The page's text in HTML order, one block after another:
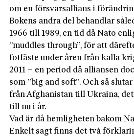
om en försvarsallians i
Bokens andra del behandlar
1966 till 1989, en tid då Nato
”muddles through”, för att
fotfäste under åren från kalla
2011 – en period då alliansen
som ”big and soft”. Och så
från Afghanistan till Ukraina,
till nu i år.
Vad är då hemligheten bakom
Enkelt sagt finns det två